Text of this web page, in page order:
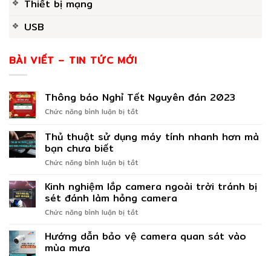
Thiết bị mạng
USB
BÀI VIẾT – TIN TỨC MỚI
Thông báo Nghỉ Tết Nguyên đán 2023
Chức năng bình luận bị tắt
Nghỉ
2023
Thủ thuật sử dụng máy tính nhanh hơn mà
bạn chưa biết
Chức năng bình luận bị tắt
thuật
sử
dụng
nhanh
Kinh nghiệm lắp camera ngoài trời tránh bị
sét đánh làm hỏng camera
Chức năng bình luận bị tắt
nghiệm
lắp
Hướng dẫn bảo vệ camera quan sát vào
mùa mưa